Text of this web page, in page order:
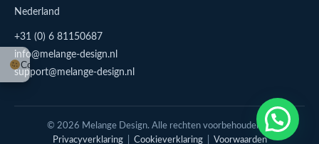
Cookie-instellingen
Stuur me een appje
Nederland
+31 (0) 6 81150687
info@melange-design.nl
support@melange-design.nl
© 2026 Melange Design. Alle rechten voorbehouden. |
Privacyverklaring| Cookieverklaring| Voorwaarden